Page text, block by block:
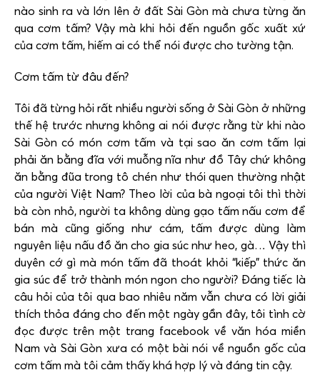
nào sinh ra và lớn lên ở đất Sài Gòn mà chưa từng ăn
qua cơm tấm? Vậy mà khi hỏi đến nguồn gốc xuất xứ
của cơm tấm, hiếm ai có thể nói được cho tường tận.
Cơm tấm từ đâu đến?
Tôi đã từng hỏi rất nhiều người sống ở Sài Gòn ở những
thế hệ trước nhưng không ai nói được rằng từ khi nào
Sài Gòn có món cơm tấm và tại sao ăn cơm tấm lại
phải ăn bằng đĩa với muỗng nĩa như đồ Tây chứ không
ăn bằng đũa trong tô chén như thói quen thường nhật
của người Việt Nam? Theo lời của bà ngoại tôi thì thời
bà còn nhỏ, người ta không dùng gạo tấm nấu cơm để
bán mà cũng giống như cám, tấm được dùng làm
nguyên liệu nấu đồ ăn cho gia súc như heo, gà… Vậy thì
duyên cớ gì mà món tấm đã thoát khỏi “kiếp” thức ăn
gia súc để trở thành món ngon cho người? Đáng tiếc là
câu hỏi của tôi qua bao nhiêu năm vẫn chưa có lời giải
thích thỏa đáng cho đến một ngày gần đây, tôi tình cờ
đọc được trên một trang facebook về văn hóa miền
Nam và Sài Gòn xưa có một bài nói về nguồn gốc của
cơm tấm mà tôi cảm thấy khá hợp lý và đáng tin cậy.